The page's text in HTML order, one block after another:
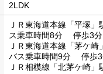
2LDK
ＪＲ東海道本線「平塚
ス乗車時間8分 停歩3分
ＪＲ東海道本線「茅ケ
バス乗車時間9分 停歩
ＪＲ相模線「北茅ケ崎